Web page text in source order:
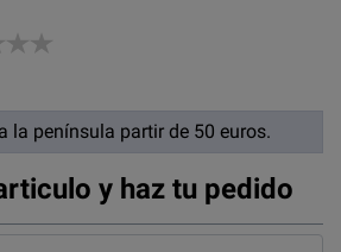
la península partir de 50 euros.
y haz tu pedido